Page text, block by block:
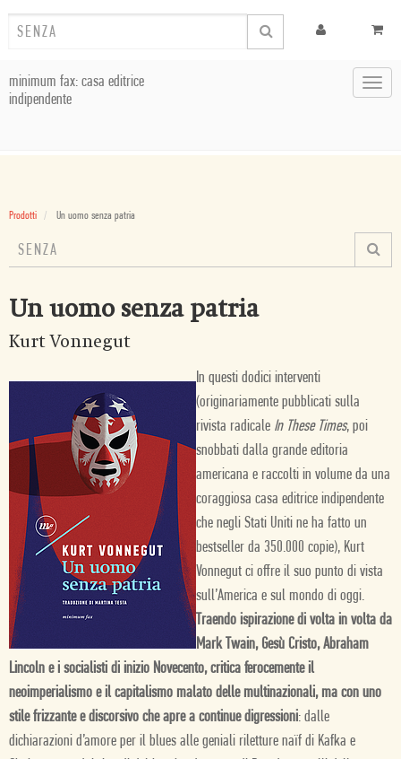
minimum fax: casa editrice
indipendente
Prodotti Un uomo senza patria
Un uomo senza patria
Kurt Vonnegut
In questi dodici interventi
(originariamente pubblicati sulla
rivista radicale In These Times, poi
snobbati dalla grande editoria
americana e raccolti in volume da una
coraggiosa casa editrice indipendente
che negli Stati Uniti ne ha fatto un
bestseller da 350.000 copie), Kurt
Vonnegut ci offre il suo punto di vista
sull’America e sul mondo di oggi.
Traendo ispirazione di volta in volta da
Mark Twain, Gesù Cristo, Abraham
Lincoln e i socialisti di inizio Novecento, critica ferocemente il
neoimperialismo e il capitalismo malato delle multinazionali, ma con uno
stile frizzante e discorsivo che apre a continue digressioni: dalle
dichiarazioni d’amore per il blues alle geniali riletture naïf di Kafka e